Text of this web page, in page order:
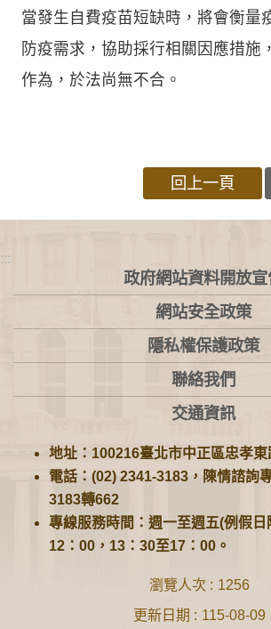
當發生自費疫苗短缺時，將會衡量
防疫需求，協助採行相關因應措施
作為，於法尚無不合。
回上一頁
:::
政府網站資料開放宣
網站安全政策
隱私權保護政策
聯絡我們
交通資訊
地址：100216臺北市中正區忠孝東
電話：(02) 2341-3183，陳情諮詢
3183轉662
專線服務時間：週一至週五(例假日
12：00，13：30至17：00。
瀏覽人次
1256
更新日期
115-08-09